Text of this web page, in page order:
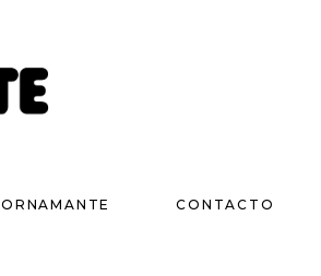
ORNAMANTE CONTACTO